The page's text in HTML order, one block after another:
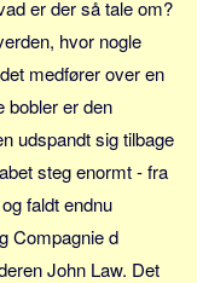
er der så tale om?
hvor nogle
medfører over en
bobler er den
udspandt sig tilbage
steg enormt - fra
faldt endnu
Compagnie d
John Law. Det